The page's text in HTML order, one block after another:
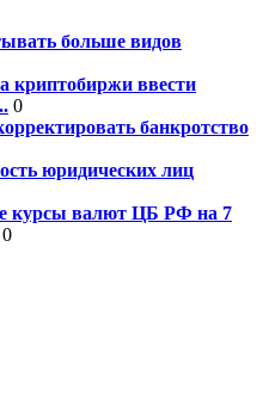
больше видов
криптобиржи ввести
0
банкротство
юридических лиц
курсы валют ЦБ РФ на 7
0